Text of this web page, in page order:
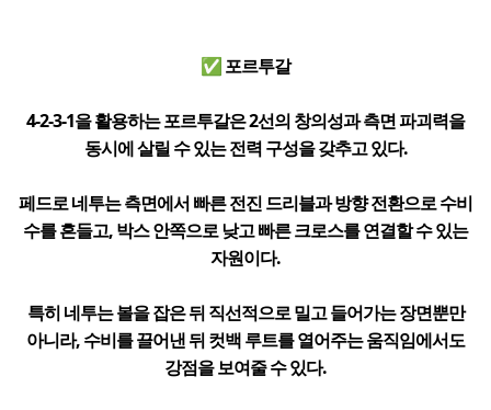
✅ 포르투갈
4-2-3-1을 활용하는 포르투갈은 2선의 창의성과 측면 파괴력을
동시에 살릴 수 있는 전력 구성을 갖추고 있다.
페드로 네투는 측면에서 빠른 전진 드리블과 방향 전환으로 수비
수를 흔들고, 박스 안쪽으로 낮고 빠른 크로스를 연결할 수 있는
자원이다.
특히 네투는 볼을 잡은 뒤 직선적으로 밀고 들어가는 장면뿐만
아니라, 수비를 끌어낸 뒤 컷백 루트를 열어주는 움직임에서도
강점을 보여줄 수 있다.